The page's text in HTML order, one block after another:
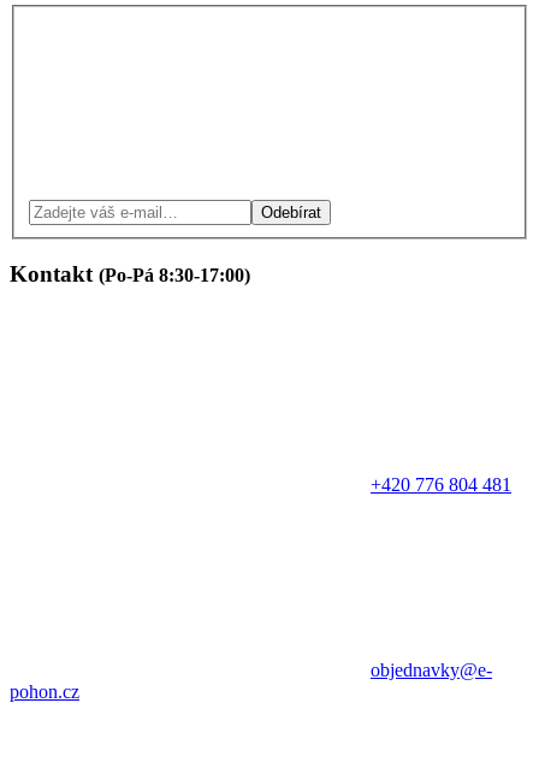
Odebírat
Kontakt (Po-Pá 8:30-17:00)
+420 776 804 481
objednavky@e-
pohon.cz